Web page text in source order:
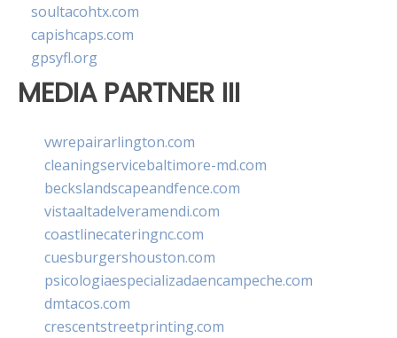
soultacohtx.com
capishcaps.com
gpsyfl.org
MEDIA PARTNER III
vwrepairarlington.com
cleaningservicebaltimore-md.com
beckslandscapeandfence.com
vistaaltadelveramendi.com
coastlinecateringnc.com
cuesburgershouston.com
psicologiaespecializadaencampeche.com
dmtacos.com
crescentstreetprinting.com